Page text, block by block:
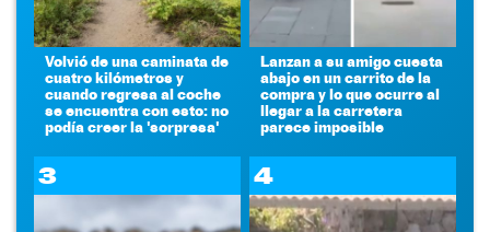
Volvió de una caminata de
cuatro kilómetros y
cuando regresa al coche
se encuentra con esto: no
podía creer la 'sorpresa'
Lanzan a su amigo cuesta
abajo en un carrito de la
compra y lo que ocurre al
llegar a la carretera
parece imposible
3 4